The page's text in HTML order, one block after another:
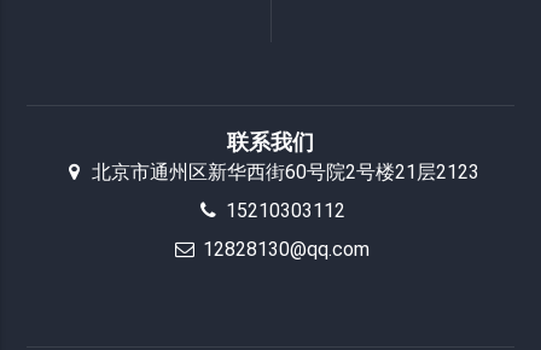
联系我们
北京市通州区新华西街60号院2号楼21层2123
15210303112
12828130@qq.com